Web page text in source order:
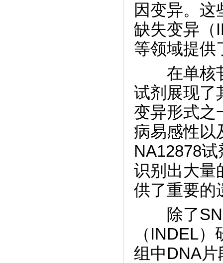
因变异。
缺失变异（
等领域提供
在单核苷
试剂展现了
变异形式之
病易感性以
NA12878
识别出大量
供了重要的
除了SNP
（INDEL
组中DNA